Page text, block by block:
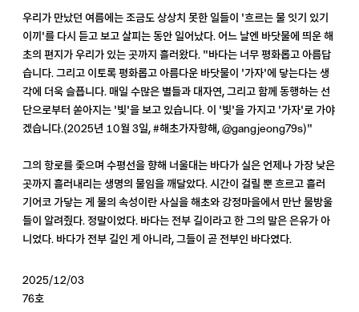
우리가 만났던 여름에는 조금도 상상치 못한 일들이 '흐르는 물 잇기 있기
이끼'를 다시 듣고 보고 살피는 동안 일어났다. 어느 날엔 바닷물에 띄운 해
초의 편지가 우리가 있는 곳까지 흘러왔다. "바다는 너무 평화롭고 아름답
습니다. 그리고 이토록 평화롭고 아름다운 바닷물이 '가자'에 닿는다는 생
각에 더욱 슬픕니다. 매일 수많은 별들과 대자연, 그리고 함께 동행하는 선
단으로부터 쏟아지는 '빛'을 보고 있습니다. 이 '빛'을 가지고 '가자'로 가야
겠습니다.(2025년 10월 3일, #해초가자항해, @gangjeong79s)"
그의 항로를 좇으며 수평선을 향해 너울대는 바다가 실은 언제나 가장 낮은
곳까지 흘러내리는 생명의 물임을 깨달았다. 시간이 걸릴 뿐 흐르고 흘러
기어코 가닿는 게 물의 속성이란 사실을 해초와 강정마을에서 만난 물방울
들이 알려줬다. 정말이었다. 바다는 전부 길이라고 한 그의 말은 은유가 아
니었다. 바다가 전부 길인 게 아니라, 그들이 곧 전부인 바다였다.
2025/12/03
76호